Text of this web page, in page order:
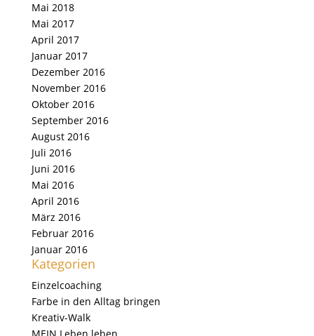
Mai 2018
Mai 2017
April 2017
Januar 2017
Dezember 2016
November 2016
Oktober 2016
September 2016
August 2016
Juli 2016
Juni 2016
Mai 2016
April 2016
März 2016
Februar 2016
Januar 2016
Kategorien
Einzelcoaching
Farbe in den Alltag bringen
Kreativ-Walk